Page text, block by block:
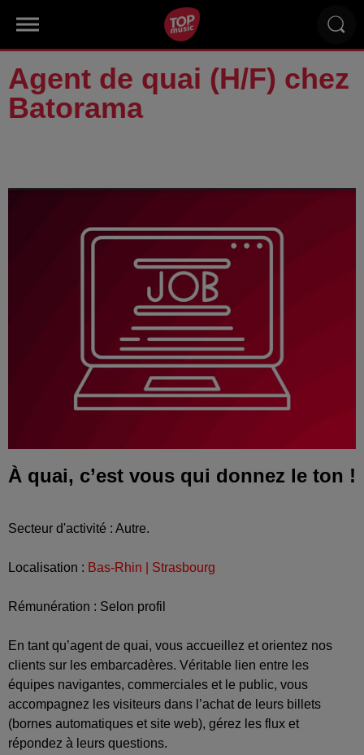
Agent de quai (H/F) chez
Batorama
À quai, c’est vous qui donnez le ton !
Secteur d'activité : Autre.
Localisation : Bas-Rhin | Strasbourg
Rémunération : Selon profil
En tant qu’agent de quai, vous accueillez et orientez nos
clients sur les embarcadères. Véritable lien entre les
équipes navigantes, commerciales et le public, vous
accompagnez les visiteurs dans l’achat de leurs billets
(bornes automatiques et site web), gérez les flux et
répondez à leurs questions.